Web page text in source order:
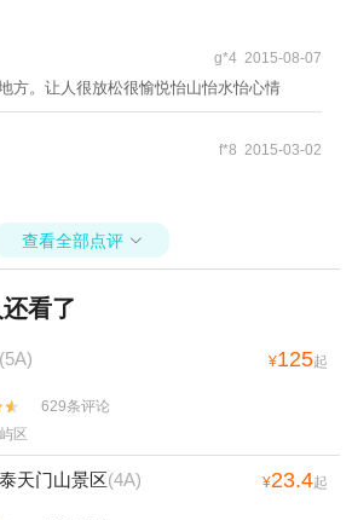
g*4 2015-08-07
方。让人很放松很愉悦怡山怡水怡心情
f*8 2015-03-02
查看全部点评 
看了
(5A) ¥125起
629条评论
区
天门山景区(4A) ¥23.4起